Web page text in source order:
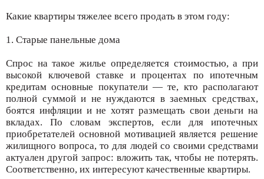
Какие квартиры тяжелее всего продать в этом году:
1. Старые панельные дома
Спрос на такое жилье определяется стоимостью, а при
высокой ключевой ставке и процентах по ипотечным
кредитам основные покупатели — те, кто располагают
полной суммой и не нуждаются в заемных средствах,
боятся инфляции и не хотят размещать свои деньги на
вкладах. По словам экспертов, если для ипотечных
приобретателей основной мотивацией является решение
жилищного вопроса, то для людей со своими средствами
актуален другой запрос: вложить так, чтобы не потерять.
Соответственно, их интересуют качественные квартиры.